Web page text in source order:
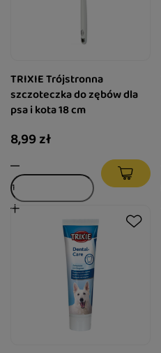
TRIXIE Trójstronna
szczoteczka do zębów dla
psa i kota 18 cm
8,99 zł